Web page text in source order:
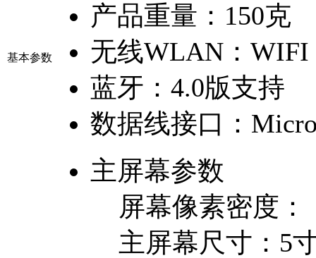
基本参数
产品重量： 150克
无线WLAN： WIFI
蓝牙： 4.0版支持
数据线接口：
主屏幕参数
屏幕像素密度：
主屏幕尺寸： 5